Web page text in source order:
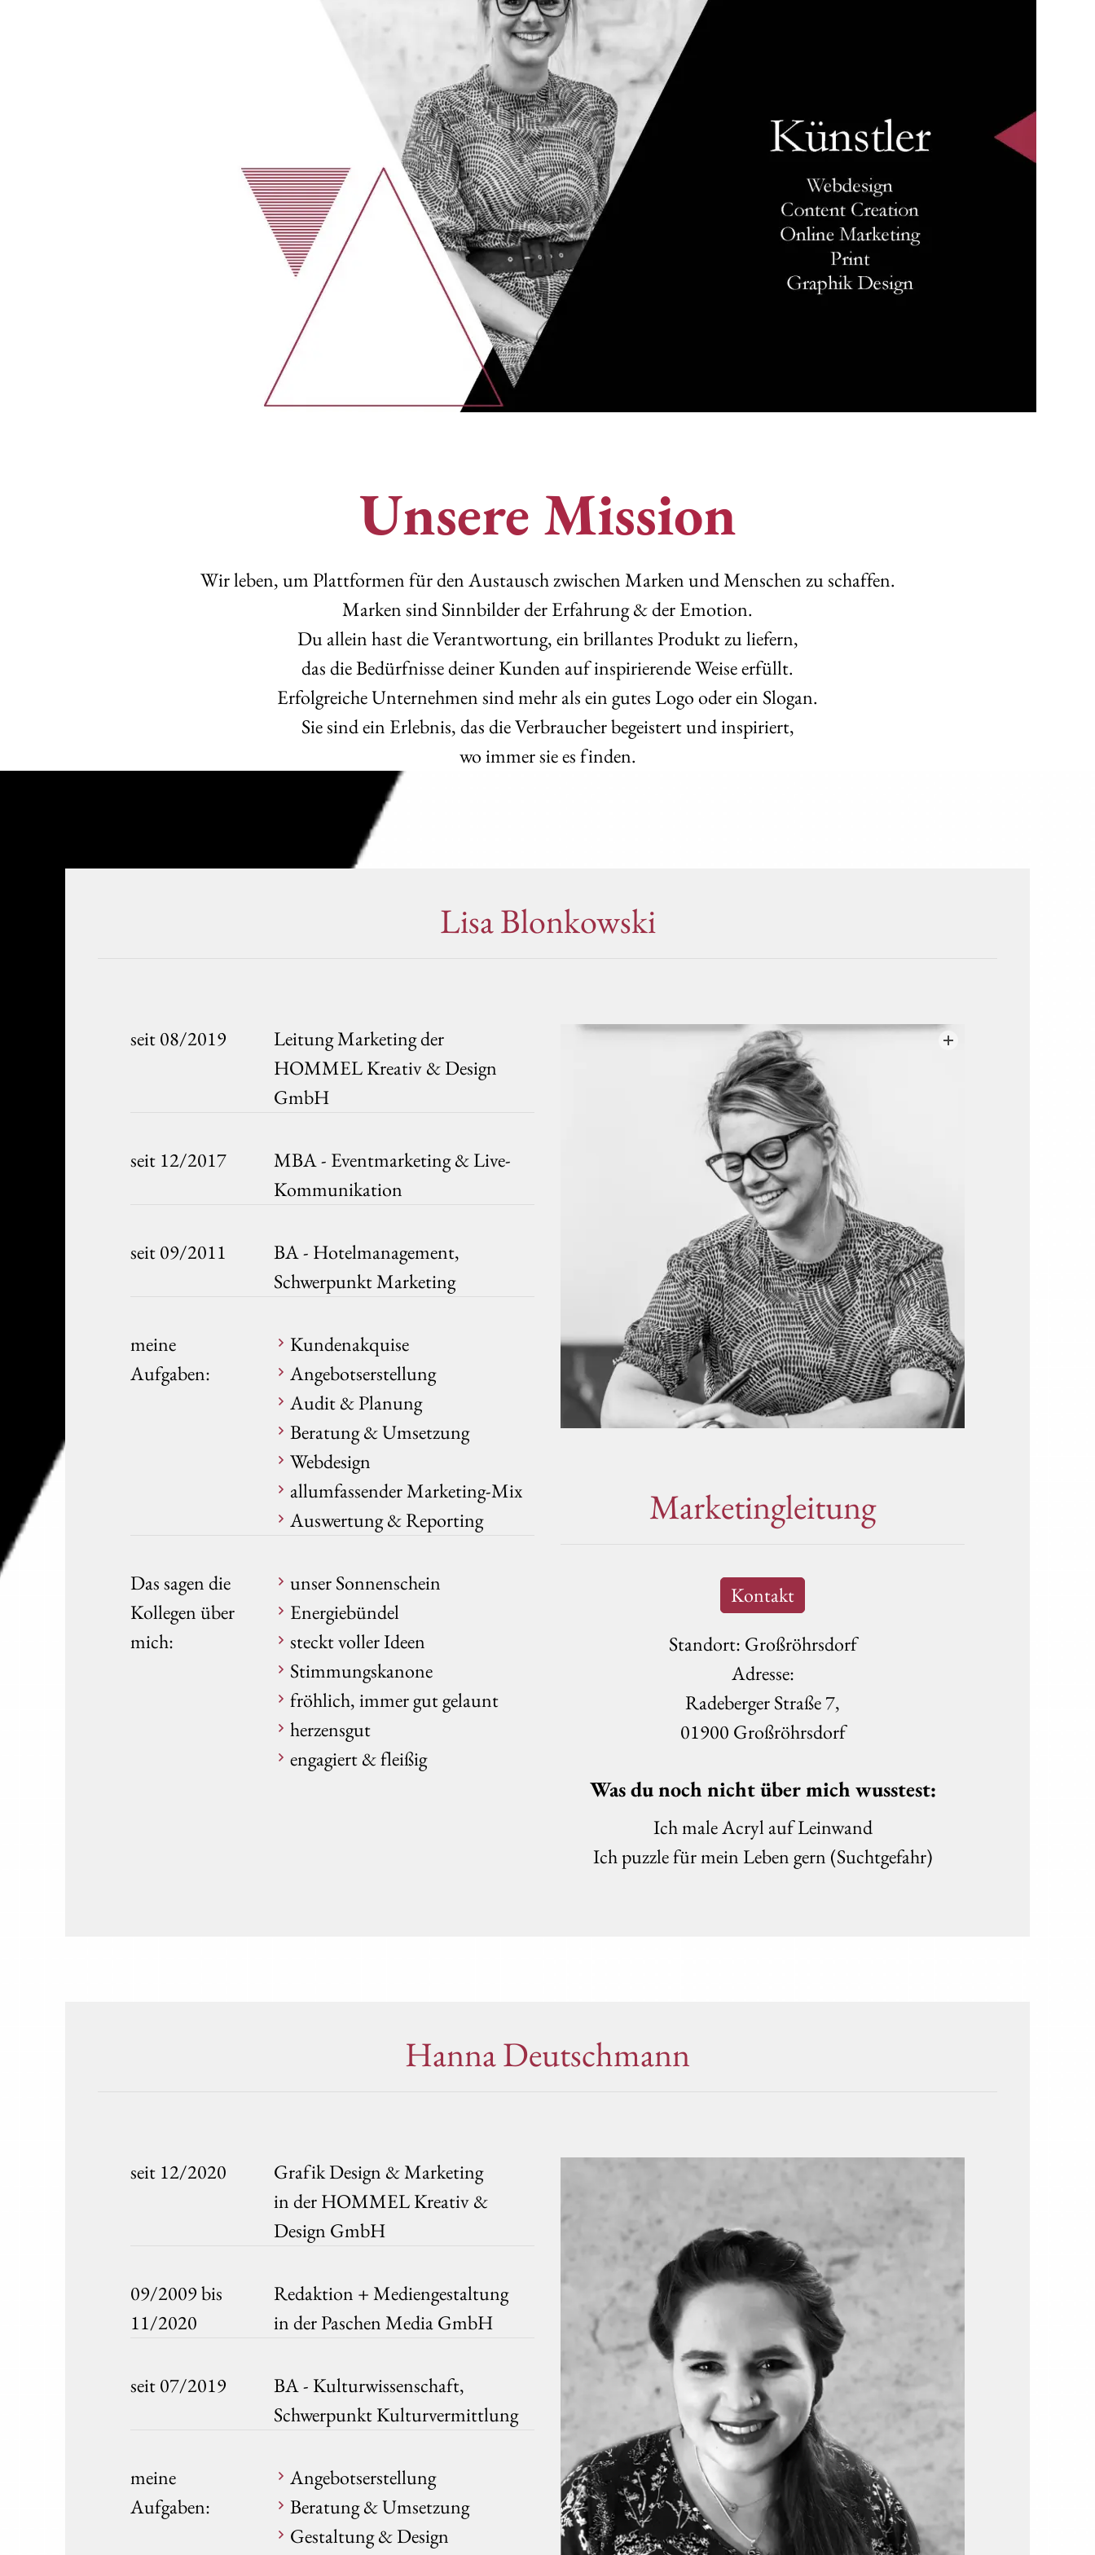
Unsere Mission
Wir leben, um Plattformen für den Austausch zwischen Marken und Menschen zu schaffen.
Marken sind Sinnbilder der Erfahrung & der Emotion.
Du allein hast die Verantwortung, ein brillantes Produkt zu liefern,
das die Bedürfnisse deiner Kunden auf inspirierende Weise erfüllt.
Erfolgreiche Unternehmen sind mehr als ein gutes Logo oder ein Slogan.
Sie sind ein Erlebnis, das die Verbraucher begeistert und inspiriert,
wo immer sie es finden.
Lisa Blonkowski
seit 08/2019
Leitung Marketing der
HOMMEL Kreativ & Design
GmbH
seit 12/2017
MBA - Eventmarketing & Live-
Kommunikation
seit 09/2011
BA - Hotelmanagement,
Schwerpunkt Marketing
meine
Aufgaben:
Kundenakquise
Angebotserstellung
Audit & Planung
Beratung & Umsetzung
Webdesign
allumfassender Marketing-Mix
Auswertung & Reporting
Das sagen die
Kollegen über
mich:
unser Sonnenschein
Energiebündel
steckt voller Ideen
Stimmungskanone
fröhlich, immer gut gelaunt
herzensgut
engagiert & fleißig
Marketingleitung
Kontakt
Standort: Großröhrsdorf
Adresse:
Radeberger Straße 7,
01900 Großröhrsdorf
Was du noch nicht über mich wusstest:
Ich male Acryl auf Leinwand
Ich puzzle für mein Leben gern (Suchtgefahr)
Hanna Deutschmann
seit 12/2020
Grafik Design & Marketing
in der HOMMEL Kreativ &
Design GmbH
09/2009 bis
11/2020
Redaktion + Mediengestaltung
in der Paschen Media GmbH
seit 07/2019
BA - Kulturwissenschaft,
Schwerpunkt Kulturvermittlung
meine
Aufgaben:
Angebotserstellung
Beratung & Umsetzung
Gestaltung & Design